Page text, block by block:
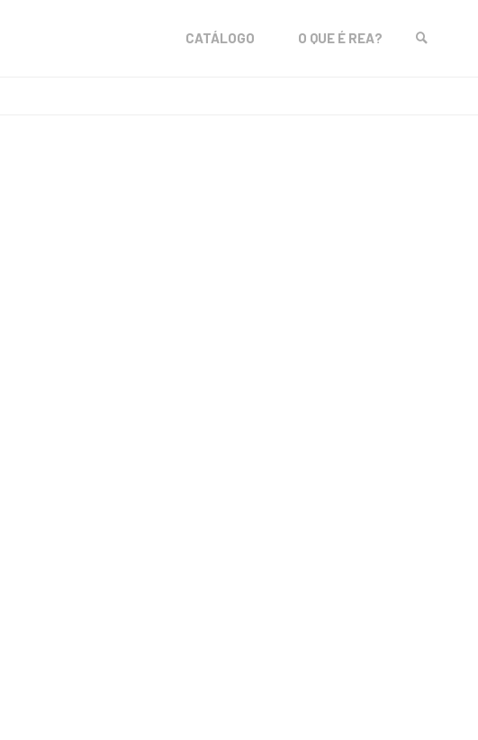
CATÁLOGO O QUE É REA?